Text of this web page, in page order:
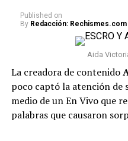
stream a hablar de
Jajaj, me
cada quien cuide lo suyo”
la ponga a firmar
es amor o material”,
@westcoff #westcol #krisr
sonido original –
mucha
Y agregó:
le pongan un
me gusta’.
que las
de piel, y
Published on
By Redacción: Rechismes.com
Aida
La creadora de contenido
poco captó la atención de
medio de un En Vivo que
palabras que causaron